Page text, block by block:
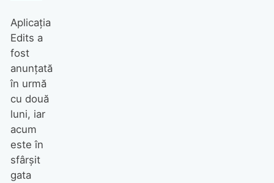
Aplicația
Edits a
fost
anunțată
în urmă
cu două
luni, iar
acum
este în
sfârșit
gata